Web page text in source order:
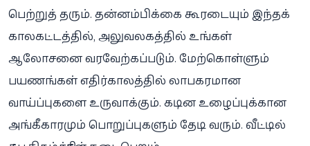
பெற்றுத் தரும். தன்னம்பிக்கை கூரடையும் இந்தக்
காலகட்டத்தில், அலுவலகத்தில் உங்கள்
ஆலோசனை வரவேற்கப்படும். மேற்கொள்ளும்
பயணங்கள் எதிர்காலத்தில் லாபகரமான
வாய்ப்புகளை உருவாக்கும். கடின உழைப்புக்கான
அங்கீகாரமும் பொறுப்புகளும் தேடி வரும். வீட்டில்